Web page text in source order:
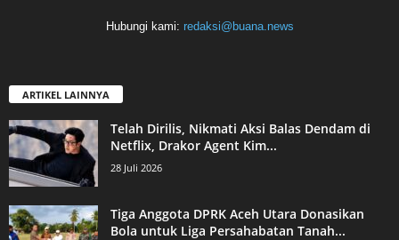
Hubungi kami: redaksi@buana.news
ARTIKEL LAINNYA
Telah Dirilis, Nikmati Aksi Balas Dendam di
Netflix, Drakor Agent Kim...
28 Juli 2026
Tiga Anggota DPRK Aceh Utara Donasikan
Bola untuk Liga Persahabatan Tanah...